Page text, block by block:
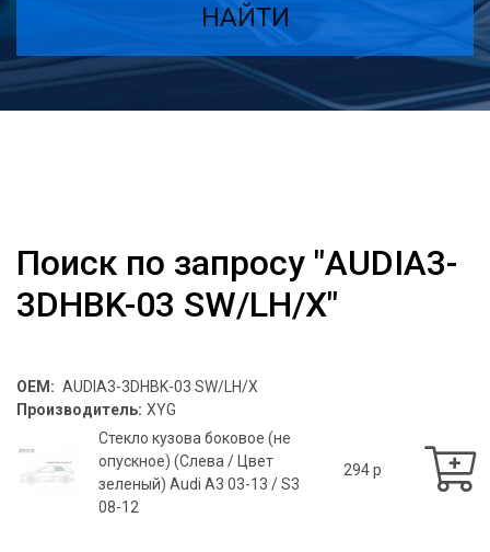
НАЙТИ
Поиск по запросу "AUDIA3-
3DHBK-03 SW/LH/X"
OEM: AUDIA3-3DHBK-03 SW/LH/X
Производитель: XYG
Стекло кузова боковое (не
опускное) (Слева / Цвет
зеленый) Audi A3 03-13 / S3
08-12
294 p